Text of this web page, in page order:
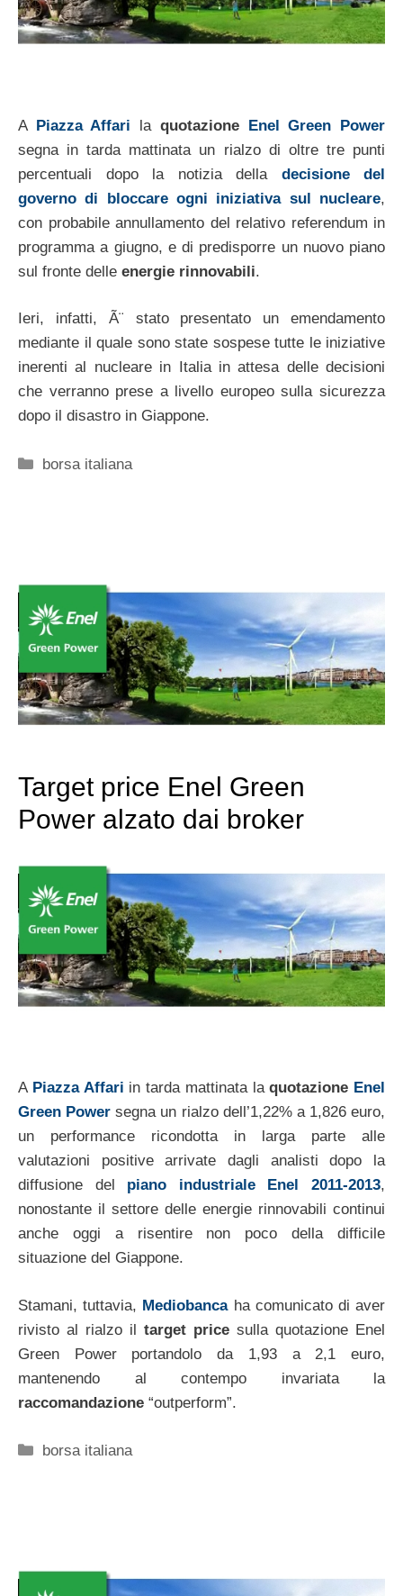
A Piazza Affari la quotazione Enel Green Power
segna in tarda mattinata un rialzo di oltre tre punti
percentuali dopo la notizia della decisione del
governo di bloccare ogni iniziativa sul nucleare,
con probabile annullamento del relativo referendum in
programma a giugno, e di predisporre un nuovo piano
sul fronte delle energie rinnovabili.
Ieri, infatti, Ã¨ stato presentato un emendamento
mediante il quale sono state sospese tutte le iniziative
inerenti al nucleare in Italia in attesa delle decisioni
che verranno prese a livello europeo sulla sicurezza
dopo il disastro in Giappone.
Categorie
borsa italiana
Target price Enel Green
Power alzato dai broker
A Piazza Affari in tarda mattinata laquotazione Enel
Green Power segna un rialzo dell’1,22% a 1,826 euro,
un performance ricondotta in larga parte alle
valutazioni positive arrivate dagli analisti dopo la
diffusione del piano industriale Enel 2011-2013,
nonostante il settore delle energie rinnovabili continui
anche oggi a risentire non poco della difficile
situazione del Giappone.
Stamani, tuttavia, Mediobancaha comunicato di aver
rivisto al rialzo il target price sulla quotazione Enel
Green Power portandolo da 1,93 a 2,1 euro,
mantenendo al contempo invariata la
raccomandazione “outperform”.
Categorie
borsa italiana